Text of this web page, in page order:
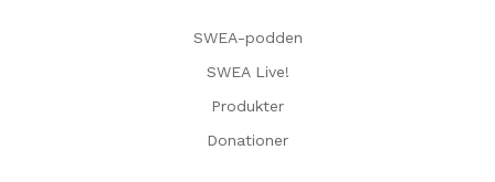
SWEA-podden
SWEA Live!
Produkter
Donationer